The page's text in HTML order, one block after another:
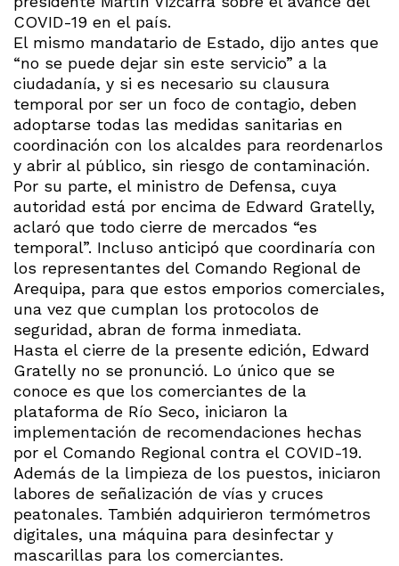
COVID-19 en el país.
El mismo mandatario de Estado, dijo antes que
“no se puede dejar sin este servicio” a la
ciudadanía, y si es necesario su clausura
temporal por ser un foco de contagio, deben
adoptarse todas las medidas sanitarias en
coordinación con los alcaldes para reordenarlos
y abrir al público, sin riesgo de contaminación.
Por su parte, el ministro de Defensa, cuya
autoridad está por encima de Edward Gratelly,
aclaró que todo cierre de mercados “es
temporal”. Incluso anticipó que coordinaría con
los representantes del Comando Regional de
Arequipa, para que estos emporios comerciales,
una vez que cumplan los protocolos de
seguridad, abran de forma inmediata.
Hasta el cierre de la presente edición, Edward
Gratelly no se pronunció. Lo único que se
conoce es que los comerciantes de la
plataforma de Río Seco, iniciaron la
implementación de recomendaciones hechas
por el Comando Regional contra el COVID-19.
Además de la limpieza de los puestos, iniciaron
labores de señalización de vías y cruces
peatonales. También adquirieron termómetros
digitales, una máquina para desinfectar y
mascarillas para los comerciantes.